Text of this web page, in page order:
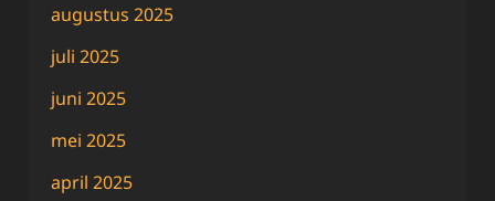
augustus 2025
juli 2025
juni 2025
mei 2025
april 2025